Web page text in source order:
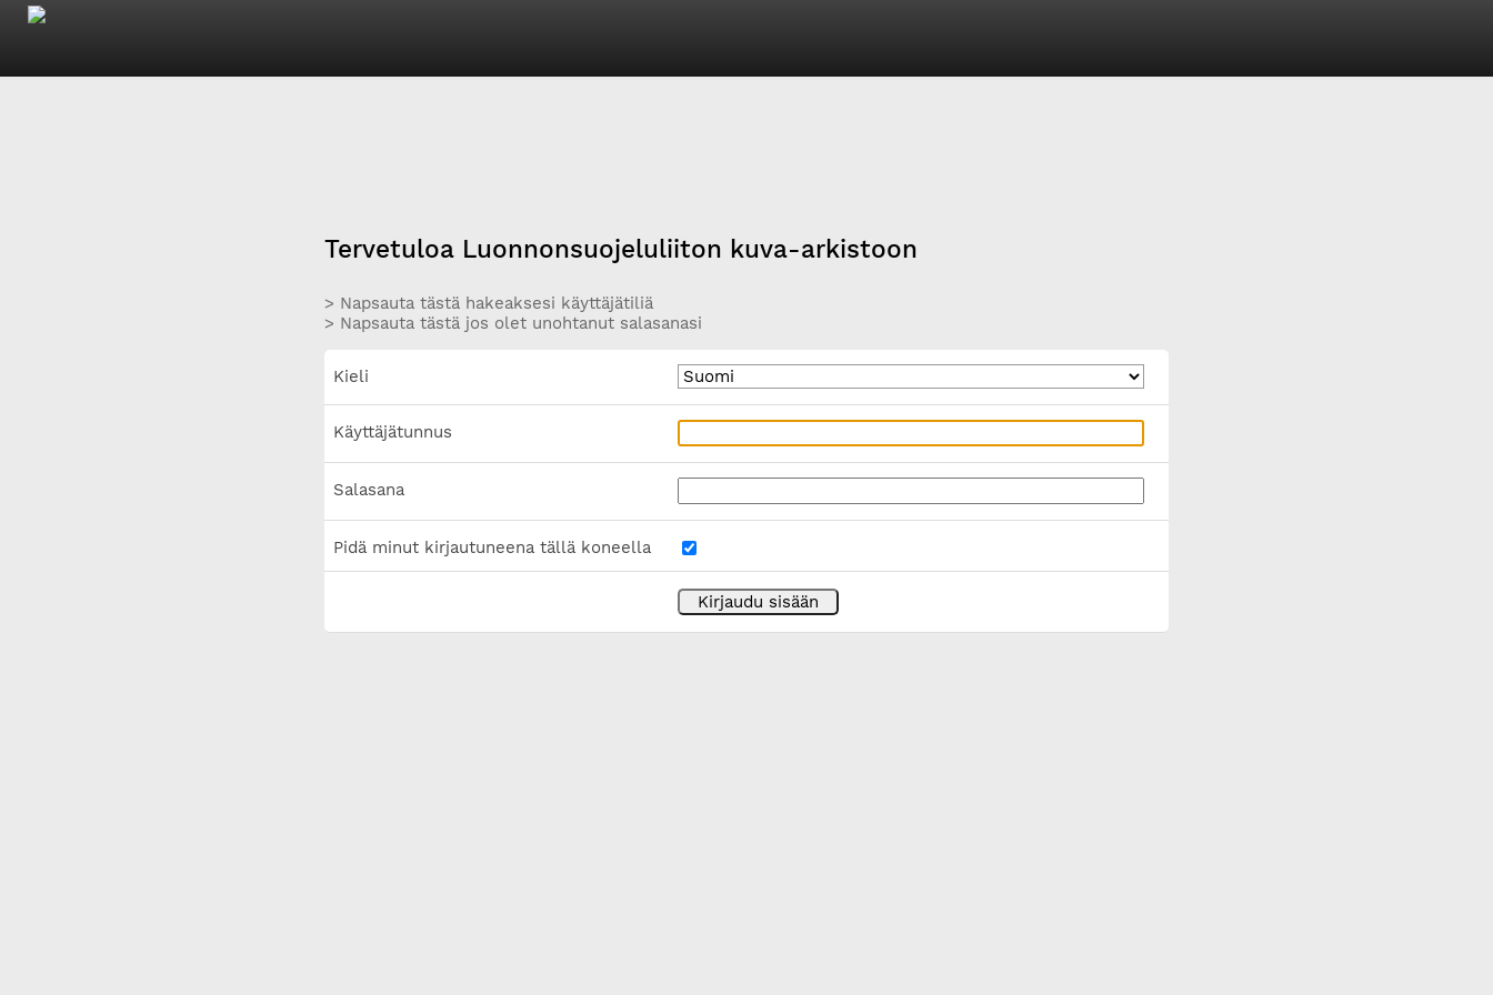
Tervetuloa Luonnonsuojeluliiton kuva-arkistoon
> Napsauta tästä hakeaksesi käyttäjätiliä
> Napsauta tästä jos olet unohtanut salasanasi
Kieli
Käyttäjätunnus
Salasana
Pidä minut kirjautuneena tällä koneella